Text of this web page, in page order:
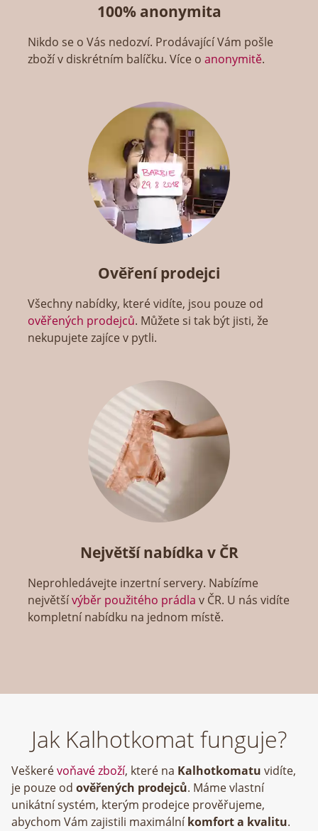
100% anonymita
Nikdo se o Vás nedozví. Prodávající Vám pošle
zboží v diskrétním balíčku. Více oanonymitě.
Ověření prodejci
Všechny nabídky, které vidíte, jsou pouze od
ověřených prodejců. Můžete si tak být jisti, že
nekupujete zajíce v pytli.
Největší nabídka v ČR
Neprohledávejte inzertní servery. Nabízíme
největšívýběr použitého prádla v ČR. U nás vidíte
kompletní nabídku na jednom místě.
Jak Kalhotkomat funguje?
Veškerévoňavé zboží, které na Kalhotkomatu vidíte,
je pouze od ověřených prodejců. Máme vlastní
unikátní systém, kterým prodejce prověřujeme,
abychom Vám zajistili maximálníkomfort a kvalitu.